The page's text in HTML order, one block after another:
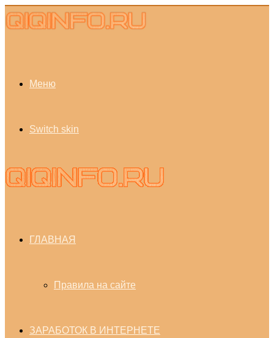
Меню
Switch skin
ГЛАВНАЯ
Правила на сайте
ЗАРАБОТОК В ИНТЕРНЕТЕ